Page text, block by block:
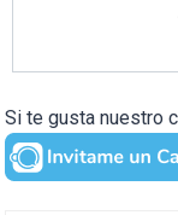
Si te gusta nuestro